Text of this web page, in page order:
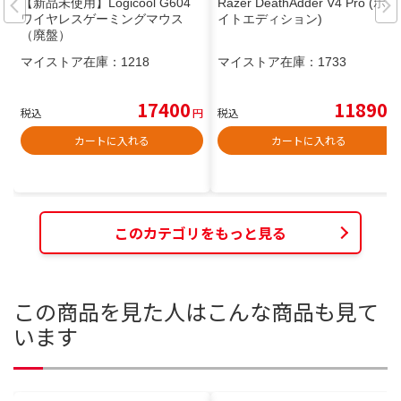
ワイヤレスゲーミングマウス
（廃盤）
マイストア在庫： 1218
税込 17400円
カートに入れる
イトエディション)
マイストア在庫： 1733
税込 11890
カートに入れる
このカテゴリをもっと見る
この商品を見た人はこんな商品も見て
います